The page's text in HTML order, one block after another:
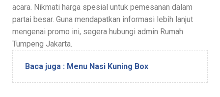
acara. Nikmati harga spesial untuk pemesanan dalam
partai besar. Guna mendapatkan informasi lebih lanjut
mengenai promo ini, segera hubungi admin Rumah
Tumpeng Jakarta.
Baca juga : Menu Nasi Kuning Box